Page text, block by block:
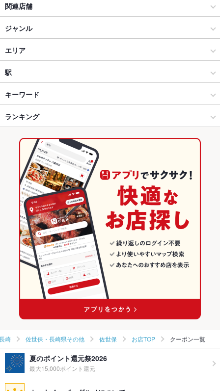
関連店舗
山内農場
ジャンル
居酒屋
和風
佐世保・長崎県その他 × 居酒屋
佐世保・長崎県その他 × 和風
佐世保駅 × 居酒屋
佐世保駅 × 和風
焼き鳥・鶏料理
佐世保・長崎県その他 × 和食
佐世保・長崎県その他 × 焼き鳥・鶏料理
佐世保駅 × 和食
佐世保駅 × 焼き鳥・鶏料理
エリア
佐世保
佐世保 × 居酒屋
佐世保 × 和風
佐世保 × 和食
佐世保 × 焼き鳥・鶏料理
長崎 × 居酒屋
長崎 × 和風
長崎 × 和食
長崎 × 焼き鳥・鶏料理
駅
佐世保駅
佐世保中央駅
中佐世保駅
キーワード
からあげ
つくね 地鶏 もつ鍋
牛タン パフェ 生ハム
鉄板焼きそば
ランキング
長崎のグルメランキング
長崎の居酒屋ランキング
佐世保・長崎県その他のグルメランキング
佐世保・長崎県その他の居酒屋ランキング
佐世保のグルメランキング
佐世保の居酒屋ランキング
崎 佐世保・長崎県その他 佐世保 お店TOP クーポン一覧
夏のポイント還元祭2026
最大15,000ポイント還元